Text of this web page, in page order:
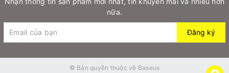
nữa.
Đăng ký
© Bản quyền thuộc về Baseus